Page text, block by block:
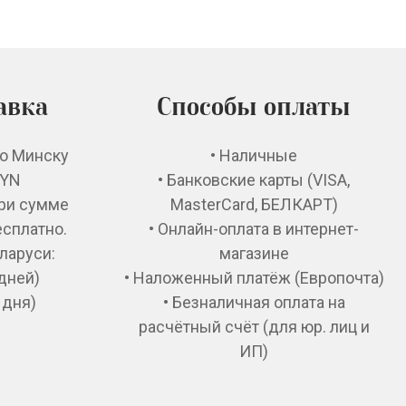
Минску
сумме
Способы оплаты
• Наличные
• Банковские карты (VISA,
MasterCard, БЕЛКАРТ)
• Онлайн-оплата в интернет-
магазине
• Наложенный платёж (Европочта)
• Безналичная оплата на
расчётный счёт (для юр. лиц и
ИП)